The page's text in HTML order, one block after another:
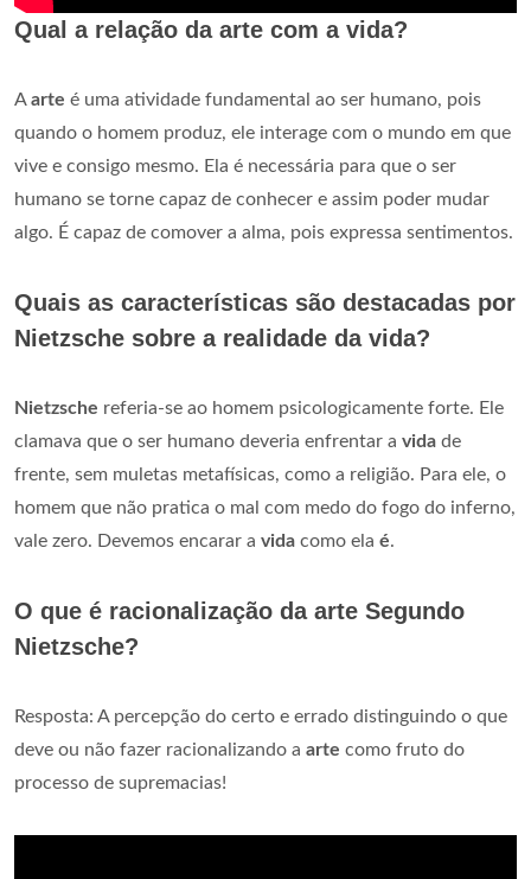
Qual a relação da arte com a vida?
Aarte é uma atividade fundamental ao ser humano, pois
quando o homem produz, ele interage com o mundo em que
vive e consigo mesmo. Ela é necessária para que o ser
humano se torne capaz de conhecer e assim poder mudar
algo. É capaz de comover a alma, pois expressa sentimentos.
Quais as características são destacadas por
Nietzsche sobre a realidade da vida?
Nietzsche referia-se ao homem psicologicamente forte. Ele
clamava que o ser humano deveria enfrentar a vida de
frente, sem muletas metafísicas, como a religião. Para ele, o
homem que não pratica o mal com medo do fogo do inferno,
vale zero. Devemos encarar a vida como ela é.
O que é racionalização da arte Segundo
Nietzsche?
Resposta: A percepção do certo e errado distinguindo o que
deve ou não fazer racionalizando a arte como fruto do
processo de supremacias!